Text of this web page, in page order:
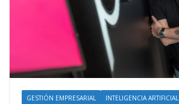
GESTIÓN EMPRESARIAL INTELIGENCIA ARTIFICIAL